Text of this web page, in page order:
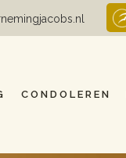
CONDOLEREN